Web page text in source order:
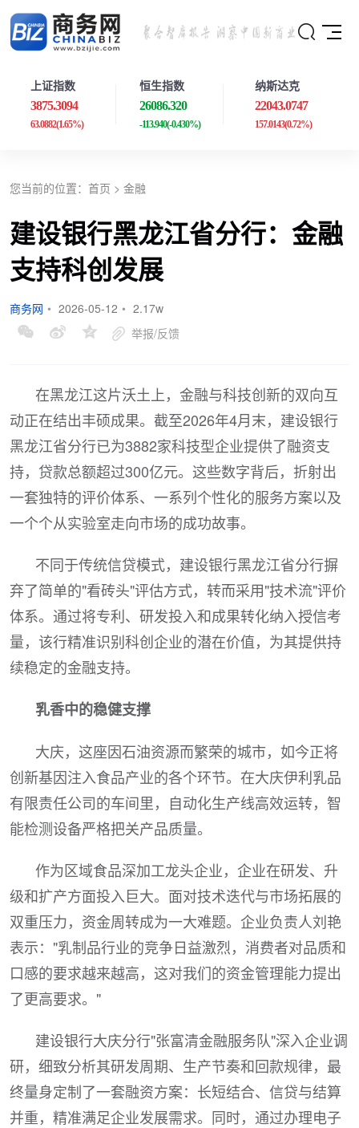
上证指数
3875.3094
63.0882(1.65%)
恒生指数
26086.320
-113.940(-0.430%)
纳斯达克
22043.0747
157.0143(0.72%)
您当前的位置： 首页 > 金融
建设银行黑龙江省分行：金融
支持科创发展
商务网 • 2026-05-12 • 2.17w
举报/反馈
在黑龙江这片沃土上，金融与科技创新的双向互
动正在结出丰硕成果。截至2026年4月末，建设银行
黑龙江省分行已为3882家科技型企业提供了融资支
持，贷款总额超过300亿元。这些数字背后，折射出
一套独特的评价体系、一系列个性化的服务方案以及
一个个从实验室走向市场的成功故事。
不同于传统信贷模式，建设银行黑龙江省分行摒
弃了简单的"看砖头"评估方式，转而采用"技术流"评价
体系。通过将专利、研发投入和成果转化纳入授信考
量，该行精准识别科创企业的潜在价值，为其提供持
续稳定的金融支持。
乳香中的稳健支撑
大庆，这座因石油资源而繁荣的城市，如今正将
创新基因注入食品产业的各个环节。在大庆伊利乳品
有限责任公司的车间里，自动化生产线高效运转，智
能检测设备严格把关产品质量。
作为区域食品深加工龙头企业，企业在研发、升
级和扩产方面投入巨大。面对技术迭代与市场拓展的
双重压力，资金周转成为一大难题。企业负责人刘艳
表示："乳制品行业的竞争日益激烈，消费者对品质和
口感的要求越来越高，这对我们的资金管理能力提出
了更高要求。"
建设银行大庆分行"张富清金融服务队"深入企业调
研，细致分析其研发周期、生产节奏和回款规律，最
终量身定制了一套融资方案：长短结合、信贷与结算
并重，精准满足企业发展需求。同时，通过办理电子